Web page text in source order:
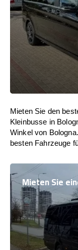
Mieten Sie den
Kleinbusse in
Winkel von
besten Fahrzeuge
Mieten Sie